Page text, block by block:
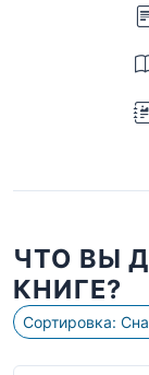
ЧТО ВЫ
КНИГЕ?